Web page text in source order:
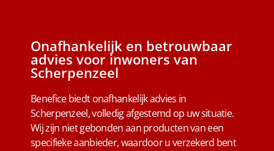
Onafhankelijk en betrouwbaar
advies voor inwoners van
Scherpenzeel
Benefice biedt onafhankelijk advies in
Scherpenzeel, volledig afgestemd op uw situatie.
Wij zijn niet gebonden aan producten van een
specifieke aanbieder, waardoor u verzekerd bent